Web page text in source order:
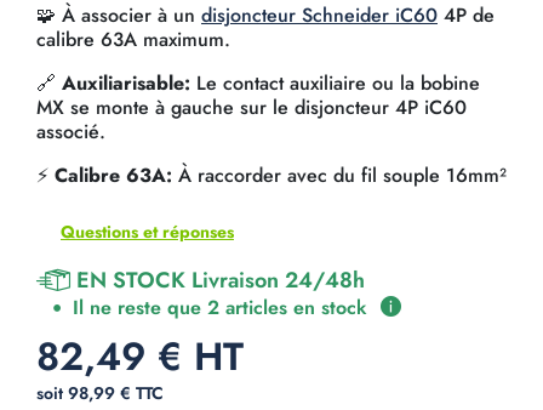
🧩 À associer à un disjoncteur Schneider iC60 4P de
calibre 63A maximum.
🔗 Auxiliarisable: Le contact auxiliaire ou la bobine
MX se monte à gauche sur le disjoncteur 4P iC60
associé.
⚡ Calibre 63A: À raccorder avec du fil souple 16mm²
Questions et réponses
EN STOCK Livraison 24/48h
Il ne reste que 2 articles en stock
82,49 € HT
soit 98,99 € TTC